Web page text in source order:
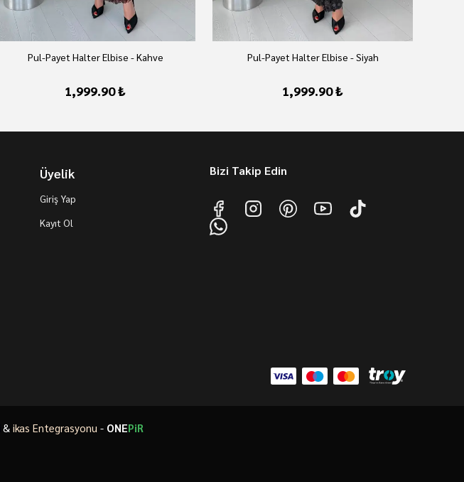
Pul-Payet Halter Elbise - Kahve
1,999.90 ₺
Pul-Payet Halter Elbise - Siyah
1,999.90 ₺
Üyelik
Giriş Yap
Kayıt Ol
Bizi Takip Edin
& ikas Entegrasyonu - ONEPiR